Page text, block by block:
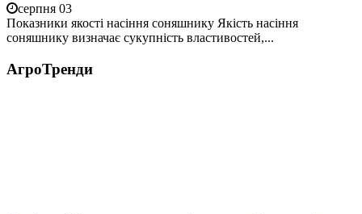
серпня 03
Показники якості насіння соняшнику Якість насіння
соняшнику визначає сукупність властивостей,...
АгроТренди